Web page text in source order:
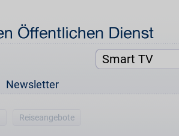
Newsletter
Reiseangebote